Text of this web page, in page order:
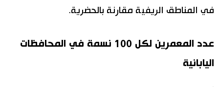
في المناطق الريفية مقارنة بالحضرية.
عدد المعمرين لكل 100 نسمة في المحافظات
اليابانية